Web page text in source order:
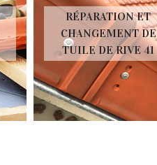
RÉPARATION ET
CHANGEMENT DE
TUILE DE RIVE 41